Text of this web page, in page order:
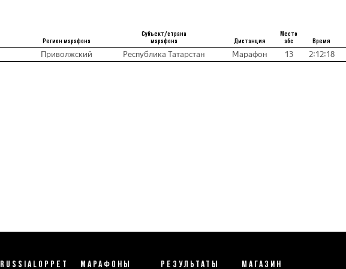
Регион марафона
Субъект/страна
марафона
Дистанция
Место
абс
Время
Приволжский Республика Татарстан Марафон 13 2:12:18
RUSSIALOPPET МАРАФОНЫ РЕЗУЛЬТАТЫ МАГАЗИН